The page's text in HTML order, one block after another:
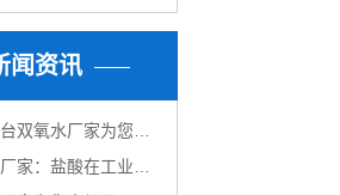
闻资讯
厂家为您介绍下双氧水的作用
：盐酸在工业中的作用